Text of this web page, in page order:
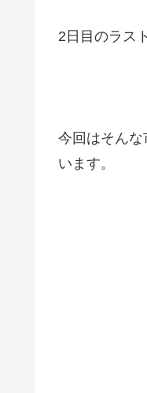
2日目のラス
今回はそん
います。